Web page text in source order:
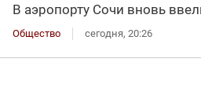
В аэропорту Сочи вновь
Общество сегодня, 20:26